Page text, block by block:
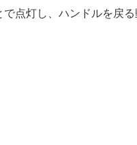
点灯し、ハンドルを戻